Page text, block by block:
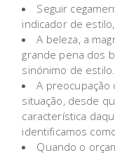
Seguir
indicador de
A beleza, a
grande pena dos
sinónimo de estilo.
A preocupação
situação, desde
característica
identificamos
Quando o